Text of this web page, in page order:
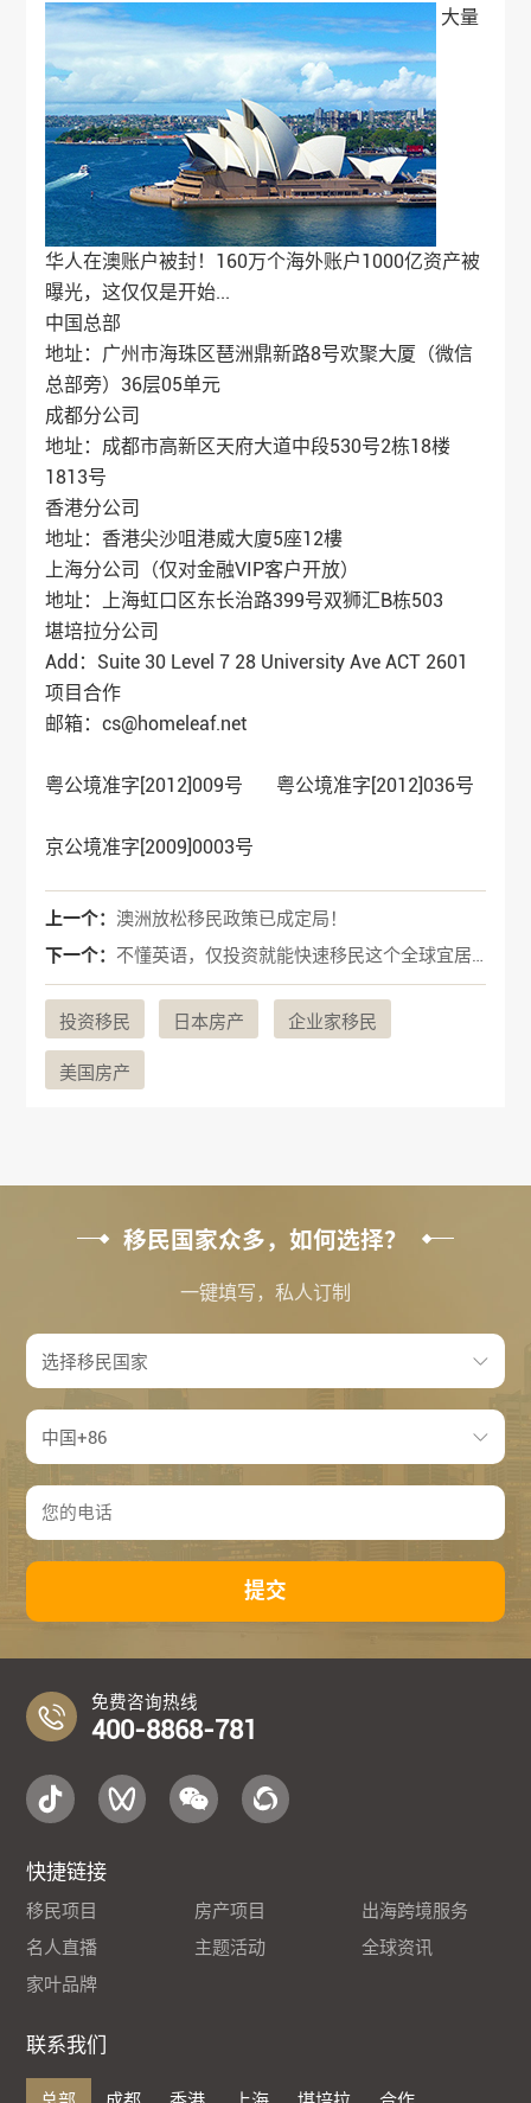
大量
华人在澳账户被封！160万个海外账户1000亿资产被
曝光，这仅仅是开始...
中国总部
地址：广州市海珠区琶洲鼎新路8号欢聚大厦（微信
总部旁）36层05单元
成都分公司
地址：成都市高新区天府大道中段530号2栋18楼
1813号
香港分公司
地址：香港尖沙咀港威大廈5座12樓
上海分公司（仅对金融VIP客户开放）
地址：上海虹口区东长治路399号双狮汇B栋503
堪培拉分公司
Add：Suite 30 Level 7 28 University Ave ACT 2601
项目合作
邮箱：cs@homeleaf.net
粤公境准字[2012]009号 粤公境准字[2012]036号
京公境准字[2009]0003号
上一个： 澳洲放松移民政策已成定局！
下一个：
不懂英语，仅投资就能快速移民这个全球宜居国家
投资移民 日本房产 企业家移民
美国房产
移民国家众多，如何选择？
一键填写，私人订制
提交
免费咨询热线
400-8868-781
快捷链接
移民项目 房产项目
出海跨境服务
名人直播
主题活动
全球资讯
家叶品牌
联系我们